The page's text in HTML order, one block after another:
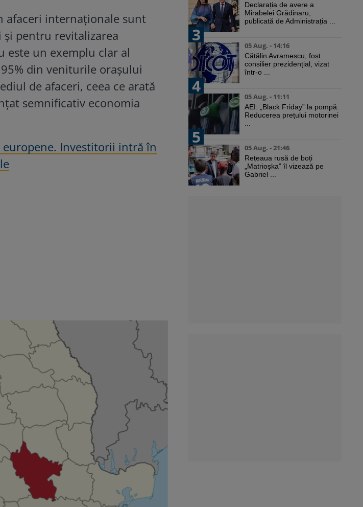
afaceri internaționale sunt
pentru revitalizarea
este un exemplu clar al
din veniturile orașului
de afaceri, ceea ce arată
semnificativ economia
Investitorii intră în
Declarația de avere a
Mirabelei Grădinaru,
publicată de Administrația ...
3
05 Aug. - 14:16
Cătălin Avramescu, fost
consilier prezidențial, vizat
într-o ...
4
05 Aug. - 11:11
AEI: „Black Friday” la pompă.
Reducerea prețului motorinei
5
05 Aug. - 21:46
Rețeaua rusă de boți
„Matrioșka” îl vizează pe
Gabriel ...